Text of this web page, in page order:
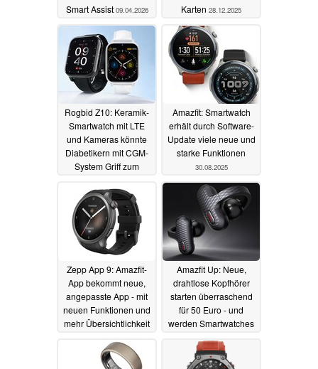
Smart Assist 09.04.2026
Karten 28.12.2025
Rogbid Z10: Keramik-
Smartwatch mit LTE
und Kameras könnte
Diabetikern mit CGM-
System Griff zum
26.11.2025
Amazfit: Smartwatch
erhält durch Software-
Update viele neue und
starke Funktionen
30.08.2025
Zepp App 9: Amazfit-
App bekommt neue,
angepasste App - mit
neuen Funktionen und
mehr Übersichtlichkeit
Amazfit Up: Neue,
drahtlose Kopfhörer
starten überraschend
für 50 Euro - und
werden Smartwatches
18.10.2024